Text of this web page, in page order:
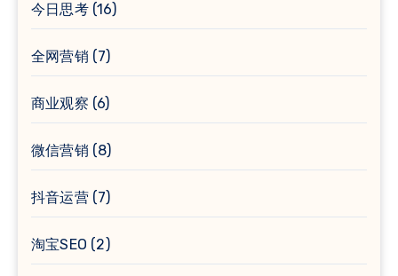
今日思考(16)
全网营销 (7)
商业观察 (6)
微信营销 (8)
抖音运营(7)
淘宝SEO (2)